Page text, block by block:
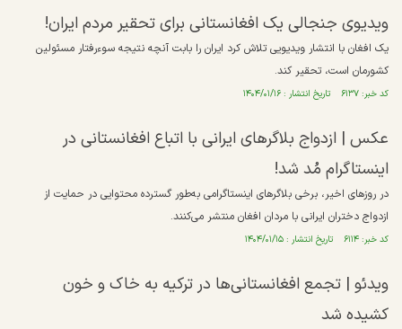
ویدیوی جنجالی یک افغانستانی برای تحقیر مردم ایران!
یک افغان با انتشار ویدیویی تلاش کرد ایران را بابت آنچه نتیجه سوءرفتار مسئولین
کشورمان است، تحقیر کند.
کد خبر: ۶۱۳۷ تاریخ انتشار : ۱۴۰۴/۰۱/۱۶
عکس | ازدواج بلاگرهای ایرانی با اتباع افغانستانی در
اینستاگرام مُد شد!
در روز‌های اخیر، برخی بلاگر‌های اینستاگرامی به‌طور گسترده محتوایی در حمایت از
ازدواج دختران ایرانی با مردان افغان منتشر می‌کنند.
کد خبر: ۶۱۱۴ تاریخ انتشار : ۱۴۰۴/۰۱/۱۵
ویدئو | تجمع افغانستانی‌ها در ترکیه به خاک و خون
کشیده شد